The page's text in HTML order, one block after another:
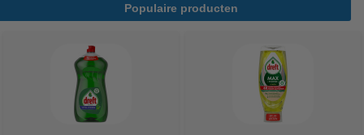
Populaire producten